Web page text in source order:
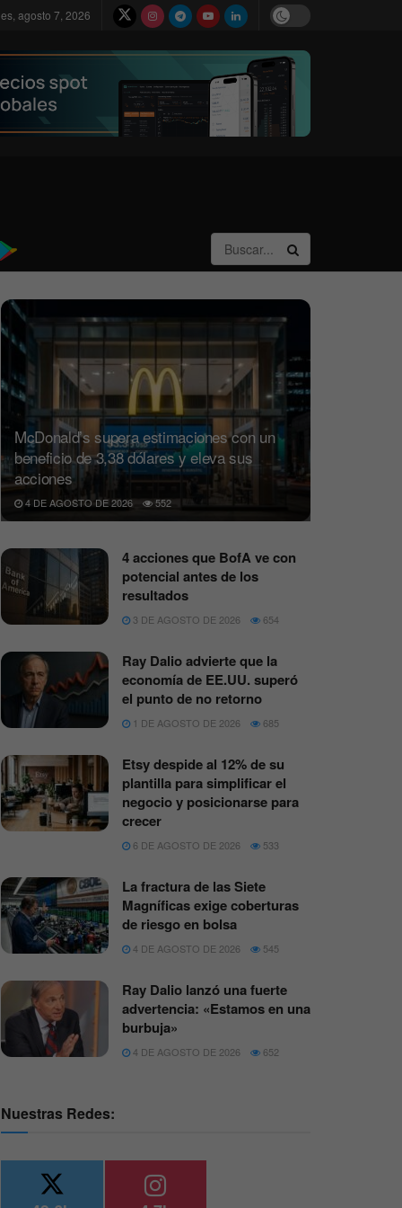
agosto 7, 2026
McDonald’s supera estimaciones con un
beneficio de 3,38 dólares y eleva sus
acciones
4 DE AGOSTO DE 2026 552
4 acciones que BofA ve con
potencial antes de los
resultados
3 DE AGOSTO DE 2026 654
Ray Dalio advierte que la
economía de EE.UU. superó
el punto de no retorno
1 DE AGOSTO DE 2026 685
Etsy despide al 12% de su
plantilla para simplificar el
negocio y posicionarse para
crecer
6 DE AGOSTO DE 2026 533
La fractura de las Siete
Magníficas exige coberturas
de riesgo en bolsa
4 DE AGOSTO DE 2026 545
Ray Dalio lanzó una fuerte
advertencia: «Estamos en una
burbuja»
4 DE AGOSTO DE 2026 652
Nuestras Redes: